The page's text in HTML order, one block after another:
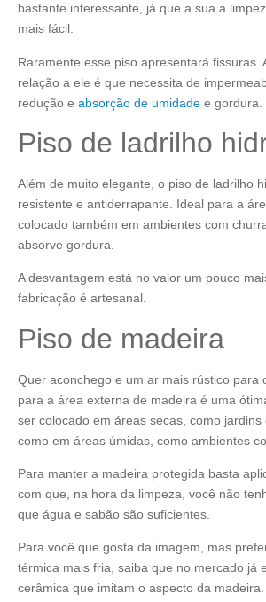
bastante interessante, já que a sua a
mais fácil.
Raramente esse piso apresentará fissuras.
relação a ele é que necessita de
redução e absorção de umidade e gordura.
Piso de ladrilho
Além de muito elegante, o piso de ladrilho
resistente e antiderrapante. Ideal para a
colocado também em ambientes com
absorve gordura.
A desvantagem está no valor um pouco
fabricação é artesanal.
Piso de madeira
Quer aconchego e um ar mais rústico para
para a área externa de madeira é uma
ser colocado em áreas secas, como jardins
como em áreas úmidas, como ambientes
Para manter a madeira protegida basta
com que, na hora da limpeza, você não
que água e sabão são suficientes.
Para você que gosta da imagem, mas
térmica mais fria, saiba que no mercado já
cerâmica que imitam o aspecto da madeira.